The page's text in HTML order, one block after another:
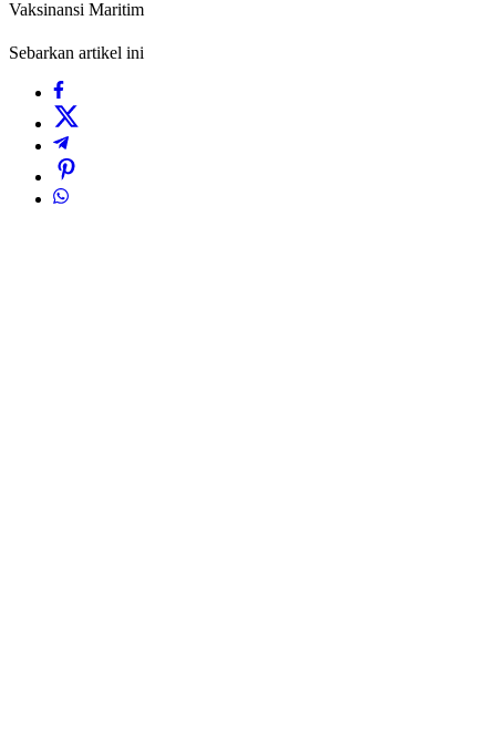
Vaksinansi Maritim
Sebarkan artikel ini